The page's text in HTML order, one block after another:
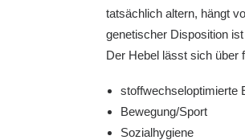
tatsächlich altern, hängt
genetischer Disposition
Der Hebel lässt sich über
stoffwechseloptimierte
Bewegung/Sport
Sozialhygiene